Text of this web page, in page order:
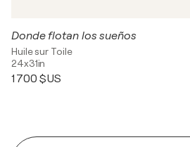
Donde flotan los sueños
Huile sur Toile
24x31in
1 700 $US